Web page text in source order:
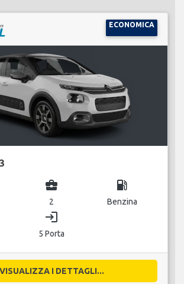
ECONOMICA
business_center
2
local_gas_station
Benzina
login
5 Porta
VISUALIZZA I DETTAGLI...